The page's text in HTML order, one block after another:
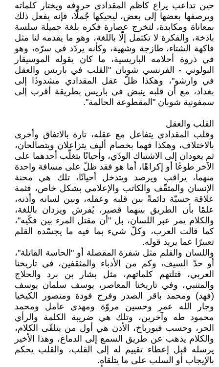
حين تداعب يراع كاظم المقدادي حروفه ويختار كلماته
ويرصفها بعضها إلى بعض، ليحيكها جُملًا، فإنه يفعل ذلك
بمعاناة ومكابدة، لتخرج عصارة فكره بلغة جميلة سلسة
باذخة، والفكرة لا تكتمل إلّا باللغة، وهو ما يقدمه لنا مثل
فاكهة الشتاء، طازجة وشهية، وكأنه يردّد في سرّه، وهو
في ذروة أحلامه الباريسية، ما كان يقوله الموسيقار
البولوني - الفرنسي شوبان "القلب في باريس والعقل
في وارشو"، وهكذا ظلّ عقل المقدادي مشدودًا إلى
بغداد، مع أن قلبه ينبض في باريس بطريقة أقرب إلى
سمفونية شوبان "المقطوعة الحالمة".
القلب والعقل
وقلب المقدادي يتفاعل مع عقله، تارة بالاتفاق وأخرى
بالاختلاف، وهكذا فهما بخصام أليف يتزاعلان ويتصالحان،
ثم يعودان إلى الاشتباك الودّي، وأحيانًا يتغلّب أحدهما على
الآخر طوعًا أو إكراهًا، أما هو فقد ظلّ على مسافة واحدة
منهما، يراقب ويرصد ويتدخل أحيانًا، تلك هي محنة
الإنسان والمثقّف والكاتب والإعلامي بشكل خاص، فثمة
علاقة حسيّة دائمةً بين قلبه وعقله، وبين لسانه وأذنه،
علمًا بأن الطريق بينهما قصير، يُفرش ويزدان باللغة،
والكلام يمر عبر اللسان، بل "أن مقتل المرء بين فكّيه"،
كما قالت العرب، وكلّ شيء بما فيه ما يجسّده القلم
تعبيرًا عما يريد قوله.
واللسان والقلم مثل شفرة المقصلة أو "الحاسة القاتلة"،
أو حدّ السيف، وكم من الأدباء والمثقفين، في تاريخنا
العربي، قتلتهم كلماتهم، مثل بشار بن برد والحلاج
والمتنبي، وفي تاريخنا المعاصر، يوسف سلمان يوسف
(فهد) ومحمد باقر الصدر وفرج فودة ومنصور الكيخيا
وجار الله عمر وحسين مروّة ومهدي عامل ومحمد
محمود طه وآخرين، وتلك هي ضريبة الكلمة والرأي
الحر، وحسب فيورباخ، الأذن هي أول من يتلقّى الكلام،
والكلام يذهب عن طريق السمع إلى الدماغ، وهذا الأخير
يرسله قبل إعطاء تقييم له إلى القلب، والقلب يحكم
بالإيجاب أو السلب على ما يتلقاه.